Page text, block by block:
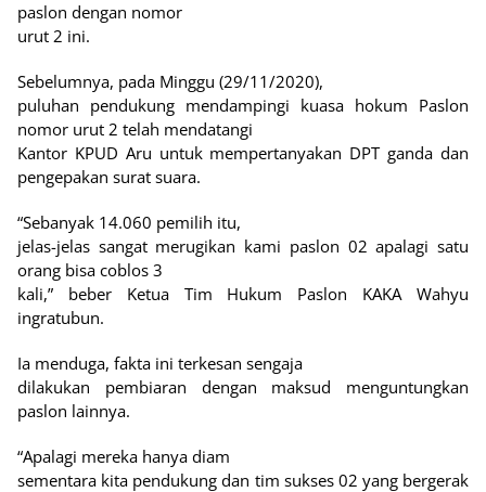
paslon dengan nomor
urut 2 ini.
Sebelumnya, pada Minggu (29/11/2020),
puluhan pendukung mendampingi kuasa hokum Paslon
nomor urut 2 telah mendatangi
Kantor KPUD Aru untuk mempertanyakan DPT ganda dan
pengepakan surat suara.
“Sebanyak 14.060 pemilih itu,
jelas-jelas sangat merugikan kami paslon 02 apalagi satu
orang bisa coblos 3
kali,” beber Ketua Tim Hukum Paslon KAKA Wahyu
ingratubun.
Ia menduga, fakta ini terkesan sengaja
dilakukan pembiaran dengan maksud menguntungkan
paslon lainnya.
“Apalagi mereka hanya diam
sementara kita pendukung dan tim sukses 02 yang bergerak